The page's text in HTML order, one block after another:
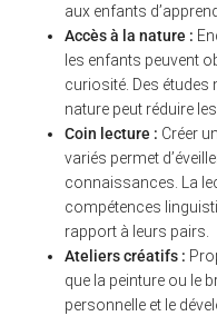
aux enfants
Accès à la nature :
les enfants peuvent
curiosité. Des études
nature peut réduire
Coin lecture : Créer
variés permet
connaissances. La
compétences
rapport à leurs pairs.
Ateliers créatifs :
que la peinture ou le
personnelle et le